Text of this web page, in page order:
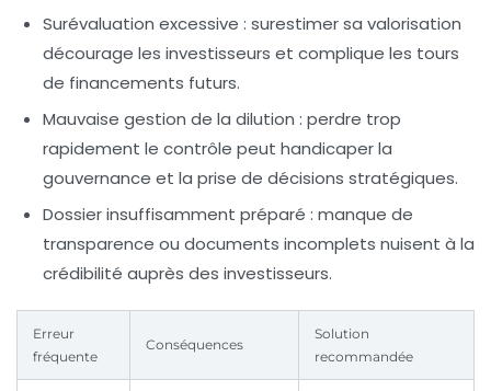
Surévaluation excessive : surestimer sa valorisation
décourage les investisseurs et complique les tours
de financements futurs.
Mauvaise gestion de la dilution : perdre trop
rapidement le contrôle peut handicaper la
gouvernance et la prise de décisions stratégiques.
Dossier insuffisamment préparé : manque de
transparence ou documents incomplets nuisent à la
crédibilité auprès des investisseurs.
Erreur
fréquente
Conséquences
Solution
recommandée